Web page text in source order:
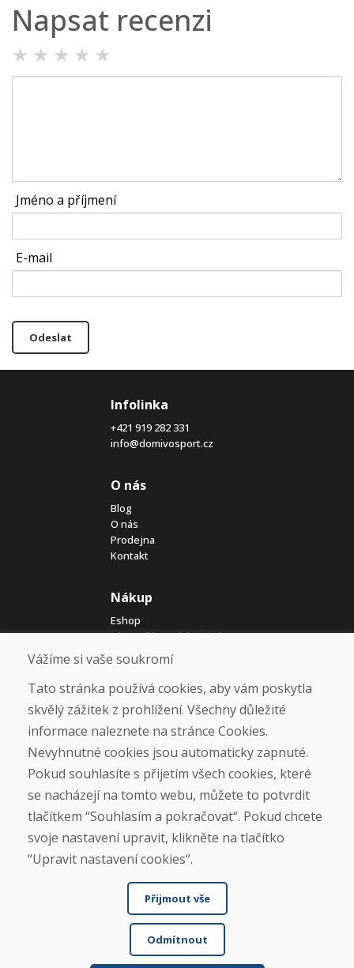
Napsat recenzi
★ ★ ★ ★ ★
Jméno a příjmení
E-mail
Odeslat
Infolinka
+421 919 282 331
info@domivosport.cz
O nás
Blog
O nás
Prodejna
Kontakt
Nákup
Eshop
Jak posíláme elektrokola
Obchodní podmínky
Doprava
Platba
Vrácení a výměna zboží
Ochrana osobních údajů
Cookies
Sociální sítě
© DOMIVOSPORT 2026, všechna práva vyhrazena
Vážíme si vaše soukromí
Tato stránka používá cookies, aby vám poskytla
skvělý zážitek z prohlížení. Všechny důležité
informace naleznete na stránce Cookies.
Nevyhnutné cookies jsou automaticky zapnuté.
Pokud souhlasíte s přijetím všech cookies, které
se nacházejí na tomto webu, můžete to potvrdit
tlačítkem “Souhlasím a pokračovat“. Pokud chcete
svoje nastavení upravit, klikněte na tlačítko
“Upravit nastavení cookies“.
Přijmout vše
Odmítnout